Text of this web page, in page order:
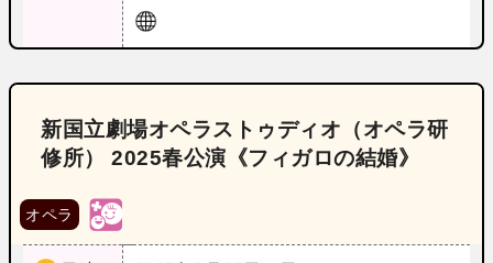
新国立劇場オペラストゥディオ（オペラ研
修所） 2025春公演《フィガロの結婚》
オペラ